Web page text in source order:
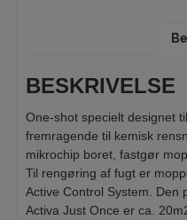
BESKRIVELSE
One-shot specielt designet
fremragende til kemisk
mikrochip boret, fastgør
Til rengøring af fugt er
Active Control System. Den
Activa Just Once er ca.